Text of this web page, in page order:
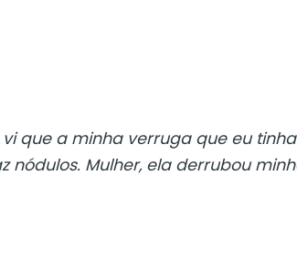
que a minha verruga que eu
Mulher, ela derrubou